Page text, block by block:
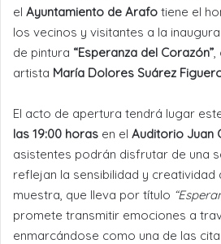
el Ayuntamiento de Arafo tiene el
los vecinos y visitantes a la
de pintura “Esperanza del Corazón”
artista María Dolores Suárez
El acto de apertura tendrá lugar
las 19:00 horas en el Auditorio Juan
asistentes podrán disfrutar de una
reflejan la sensibilidad y creatividad
muestra, que lleva por título
promete transmitir emociones a
enmarcándose como una de las